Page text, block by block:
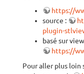
https://
source :
plugin-
basé sur
https://
Pour aller plus